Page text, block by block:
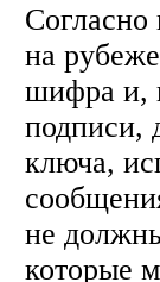
на
шифра и,
подписи,
ключа,
не
которые